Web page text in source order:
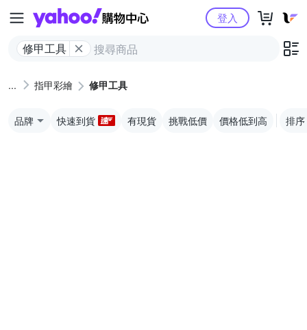
Yahoo購物中心
修甲工具
登入
指甲彩繪 修甲工具
品牌 快速到貨 有現貨 挑戰低價 價格低到高 排序